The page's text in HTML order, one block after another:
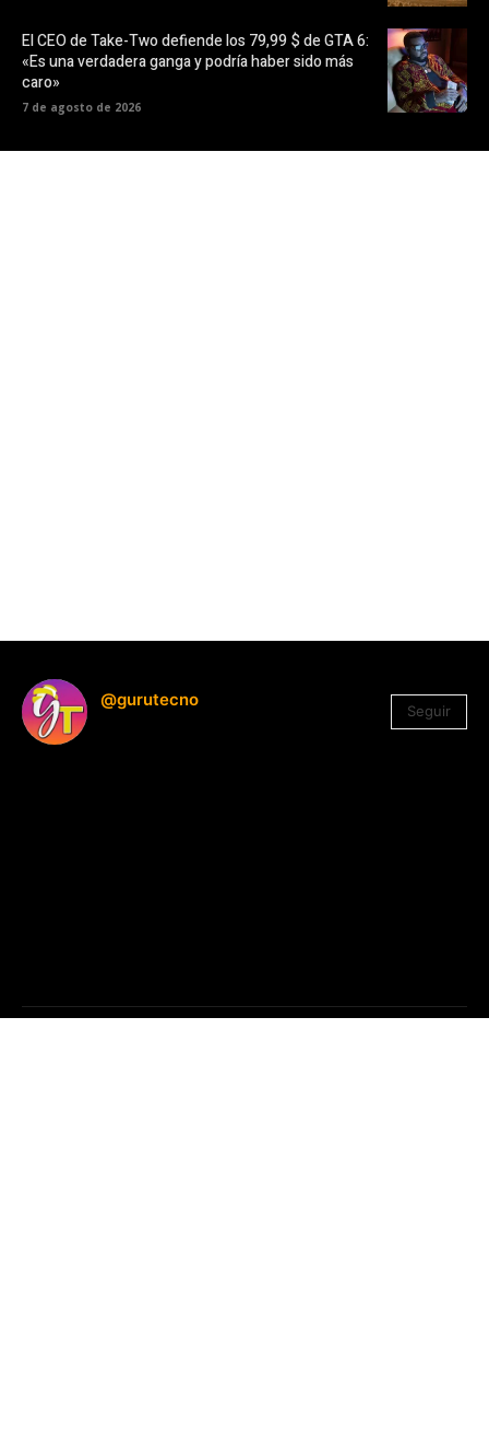
El CEO de Take-Two defiende los 79,99 $ de GTA 6:
«Es una verdadera ganga y podría haber sido más
caro»
7 de agosto de 2026
@gurutecno
Seguir